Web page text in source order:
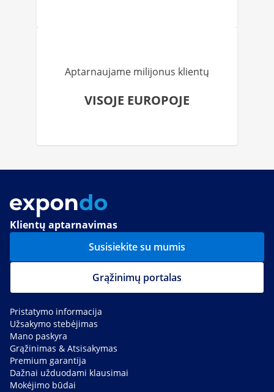
Aptarnaujame milijonus klientų
VISOJE EUROPOJE
Klientų aptarnavimas
Susisiekite su mumis
Grąžinimų portalas
Pristatymo informacija
Užsakymo stebėjimas
Mano paskyra
Grąžinimas & Atsisakymas
Premium garantija
Dažnai užduodami klausimai
Mokėjimo būdai